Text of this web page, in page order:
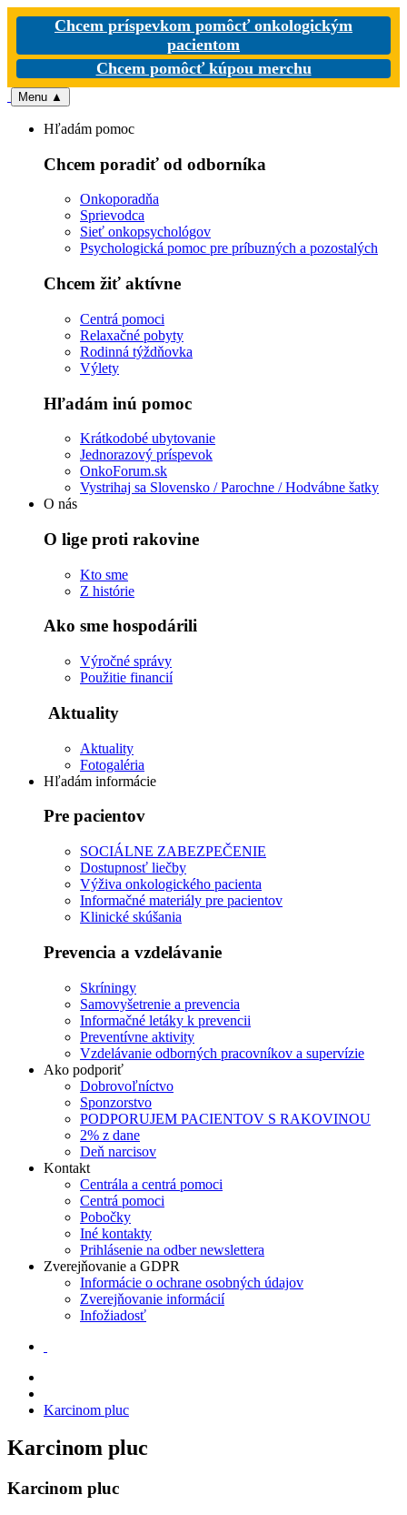
Chcem príspevkom pomôcť onkologickým
pacientom
Chcem pomôcť kúpou merchu
Menu ▲
Hľadám pomoc
Chcem poradiť od odborníka
Onkoporadňa
Sprievodca
Sieť onkopsychológov
Psychologická pomoc pre príbuzných a pozostalých
Chcem žiť aktívne
Centrá pomoci
Relaxačné pobyty
Rodinná týždňovka
Výlety
Hľadám inú pomoc
Krátkodobé ubytovanie
Jednorazový príspevok
OnkoForum.sk
Vystrihaj sa Slovensko / Parochne / Hodvábne šatky
O nás
O lige proti rakovine
Kto sme
Z histórie
Ako sme hospodárili
Výročné správy
Použitie financií
Aktuality
Aktuality
Fotogaléria
Hľadám informácie
Pre pacientov
SOCIÁLNE ZABEZPEČENIE
Dostupnosť liečby
Výživa onkologického pacienta
Informačné materiály pre pacientov
Klinické skúšania
Prevencia a vzdelávanie
Skríningy
Samovyšetrenie a prevencia
Informačné letáky k prevencii
Preventívne aktivity
Vzdelávanie odborných pracovníkov a supervízie
Ako podporiť
Dobrovoľníctvo
Sponzorstvo
PODPORUJEM PACIENTOV S RAKOVINOU
2% z dane
Deň narcisov
Kontakt
Centrála a centrá pomoci
Centrá pomoci
Pobočky
Iné kontakty
Prihlásenie na odber newslettera
Zverejňovanie a GDPR
Informácie o ochrane osobných údajov
Zverejňovanie informácií
Infožiadosť
Karcinom pluc
Karcinom pluc
Karcinom pluc